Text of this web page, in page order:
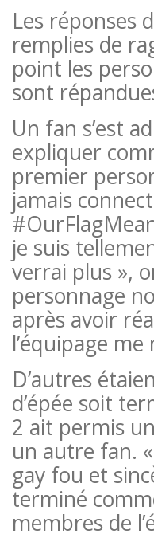
Les réponses
remplies de
point les
sont
Un fan s’est
expliquer
premier
jamais
je suis
verrai plus »,
personnage
après avoir
l’équipage
D’autres
d’épée soit
2 ait permis
un autre fan.
gay fou et
terminé
membres de